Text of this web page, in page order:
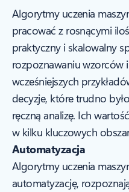
Algorytmy uczenia
pracować z rosnącymi
praktyczny i skalowalny
rozpoznawaniu wzorców
wcześniejszych
decyzje, które trudno
ręczną analizę. Ich
w kilku kluczowych
Automatyzacja
Algorytmy uczenia
automatyzację,